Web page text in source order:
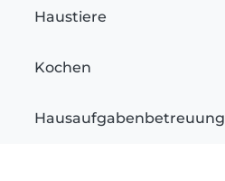
Haustiere
Kochen
Hausaufgabenbetreuung